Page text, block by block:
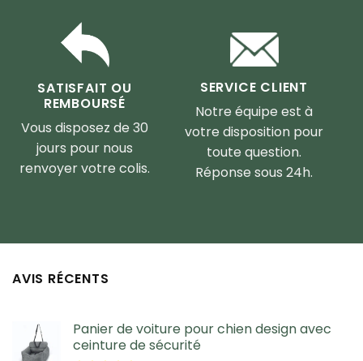
SATISFAIT OU
REMBOURSÉ
Vous disposez de 30
jours pour nous
renvoyer votre colis.
SERVICE CLIENT
Notre équipe est à
votre disposition pour
toute question.
Réponse sous 24h.
AVIS RÉCENTS
Panier de voiture pour chien design avec
ceinture de sécurité